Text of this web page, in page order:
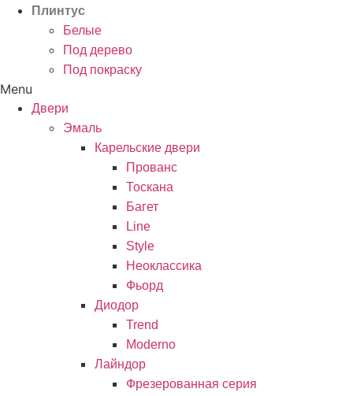
Плинтус
Белые
Под дерево
Под покраску
Menu
Двери
Эмаль
Карельские двери
Прованc
Тоскана
Багет
Line
Style
Неоклассика
Фьорд
Диодор
Trend
Moderno
Лайндор
Фрезерованная серия